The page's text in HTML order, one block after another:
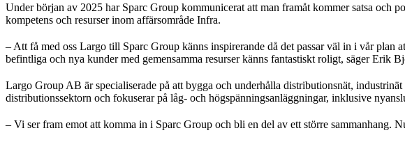
Under början av 2025 har Sparc Group kommunicerat att man framåt kommer satsa
kompetens och resurser inom affärsområde Infra.
– Att få med oss Largo till Sparc Group känns inspirerande då det passar väl in i vår
befintliga och nya kunder med gemensamma resurser känns fantastiskt roligt, säger Erik
Largo Group AB är specialiserade på att bygga och underhålla distributionsnät,
distributionssektorn och fokuserar på låg- och högspänningsanläggningar, inklusive
– Vi ser fram emot att komma in i Sparc Group och bli en del av ett större sammanhang.